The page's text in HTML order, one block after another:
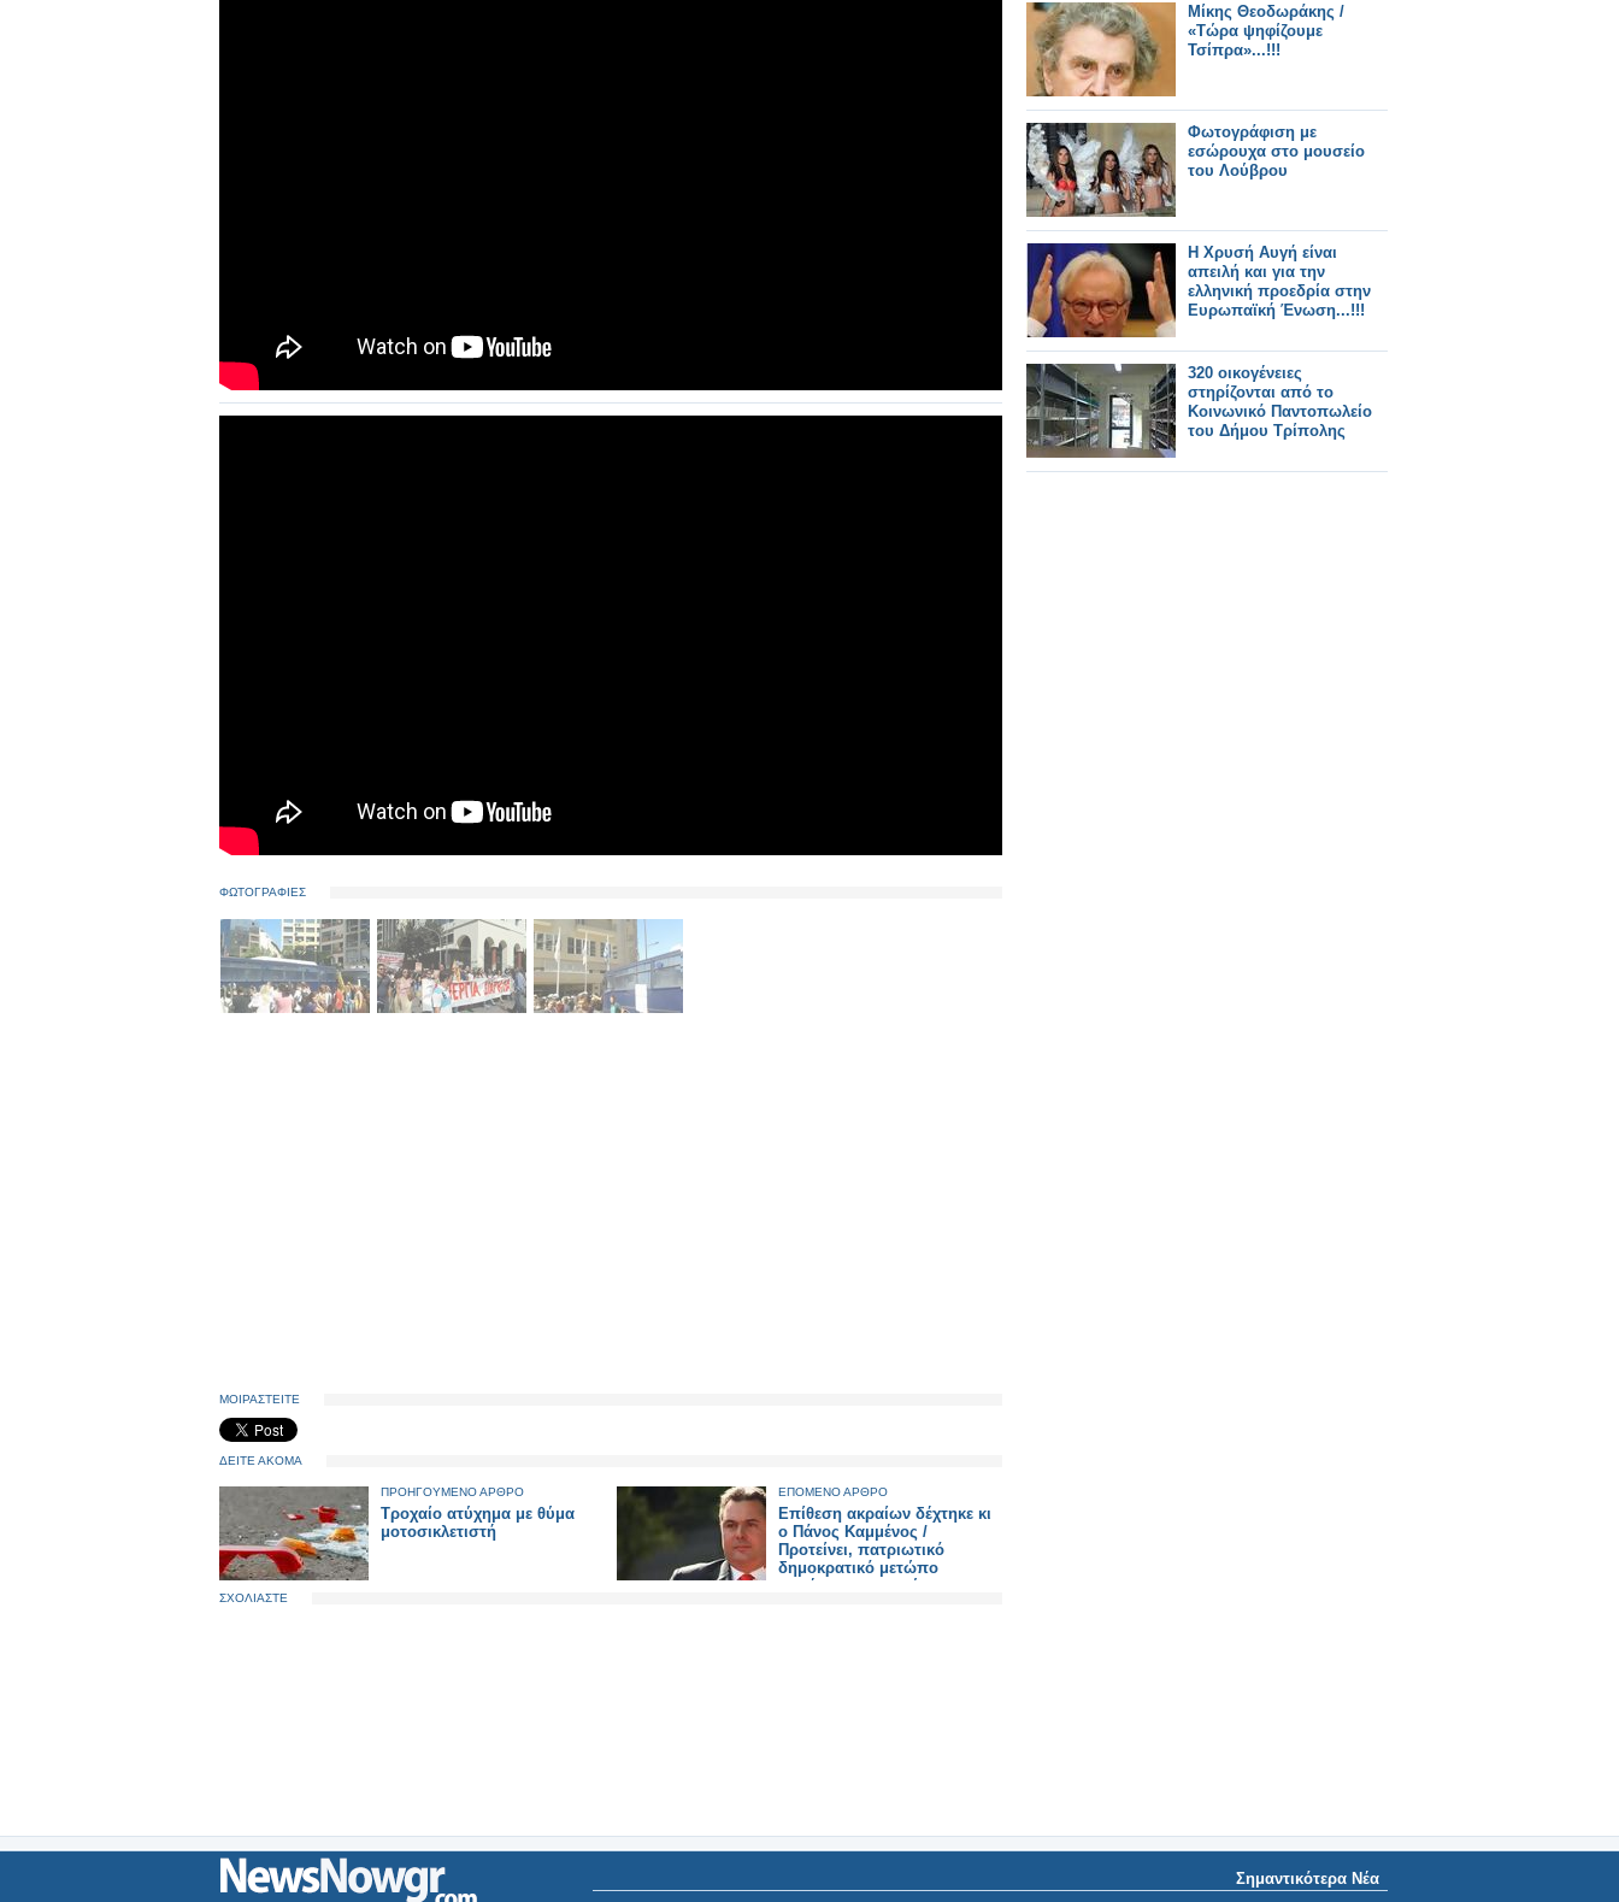
ΦΩΤΟΓΡΑΦΙΕΣ
ΜΟΙΡΑΣΤΕΙΤΕ
ΔΕΙΤΕ ΑΚΟΜΑ
ΠΡΟΗΓΟΥΜΕΝΟ ΑΡΘΡΟ
Τροχαίο ατύχημα με θύμα
μοτοσικλετιστή
ΕΠΟΜΕΝΟ ΑΡΘΡΟ
Επίθεση ακραίων δέχτηκε κι
ο Πάνος Καμμένος /
Προτείνει, πατριωτικό
δημοκρατικό μετώπο
«απέναντι στη μαύρη
ΣΧΟΛΙΑΣΤΕ
Μίκης Θεοδωράκης /
«Τώρα ψηφίζουμε
Τσίπρα»...!!!
Φωτογράφιση με
εσώρουχα στο μουσείο
του Λούβρου
Η Χρυσή Αυγή είναι
απειλή και για την
ελληνική προεδρία στην
Ευρωπαϊκή Ένωση...!!!
320 οικογένειες
στηρίζονται από το
Κοινωνικό Παντοπωλείο
του Δήμου Τρίπολης
Σημαντικότερα Νέα